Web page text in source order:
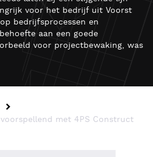
voor het bedrijf uit Voorst
bedrijfsprocessen en
aan een goede
voor projectbewaking, was
met 4PS Construct